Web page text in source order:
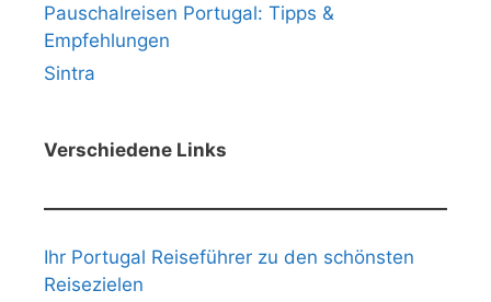
Pauschalreisen Portugal: Tipps &
Empfehlungen
Sintra
Verschiedene Links
Ihr Portugal Reiseführer zu den schönsten
Reisezielen